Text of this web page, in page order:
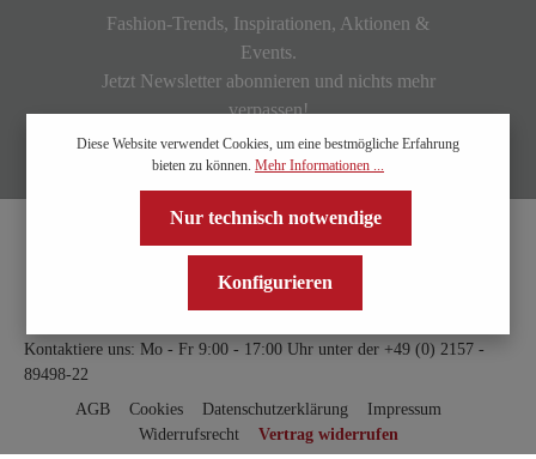
Fashion-Trends, Inspirationen, Aktionen &
Events.
Jetzt Newsletter abonnieren und nichts mehr
verpassen!
Kontaktiere uns: Mo - Fr 9:00 - 17:00 Uhr unter der +49 (0) 2157 -
89498-22
AGB
Cookies Datenschutzerklärung
Impressum
Widerrufsrecht
Vertrag widerrufen
Diese Website verwendet Cookies, um eine bestmögliche Erfahrung
bieten zu können. Mehr Informationen ...
Nur technisch notwendige
Konfigurieren